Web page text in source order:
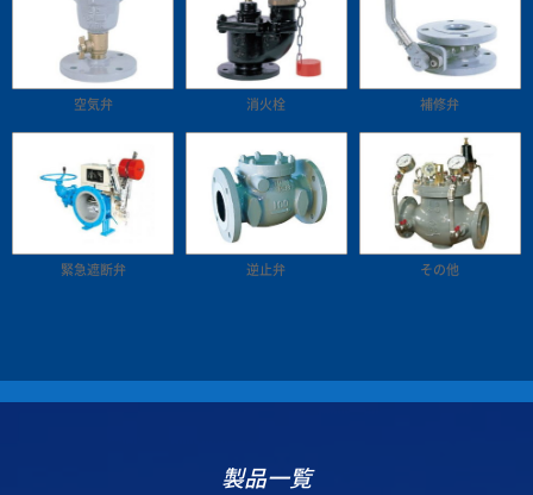
空気弁 消火栓 補修弁
緊急遮断弁 逆止弁 その他
製品一覧